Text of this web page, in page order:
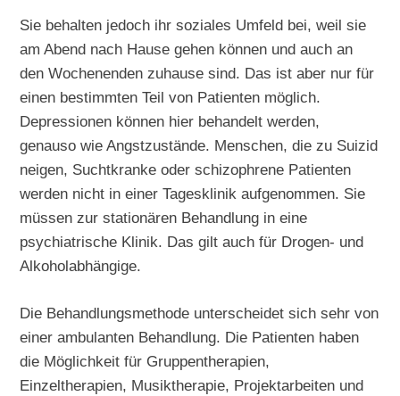
Sie behalten jedoch ihr soziales Umfeld bei, weil sie
am Abend nach Hause gehen können und auch an
den Wochenenden zuhause sind. Das ist aber nur für
einen bestimmten Teil von Patienten möglich.
Depressionen können hier behandelt werden,
genauso wie Angstzustände. Menschen, die zu Suizid
neigen, Suchtkranke oder schizophrene Patienten
werden nicht in einer Tagesklinik aufgenommen. Sie
müssen zur stationären Behandlung in eine
psychiatrische Klinik. Das gilt auch für Drogen- und
Alkoholabhängige.
Die Behandlungsmethode unterscheidet sich sehr von
einer ambulanten Behandlung. Die Patienten haben
die Möglichkeit für Gruppentherapien,
Einzeltherapien, Musiktherapie, Projektarbeiten und